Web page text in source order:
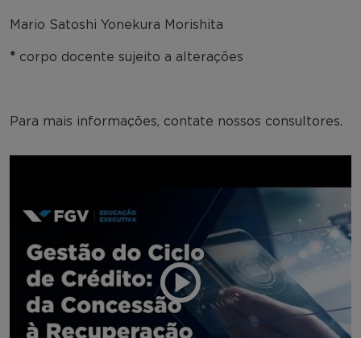
Mario Satoshi Yonekura Morishita
* corpo docente sujeito a alterações
Para mais informações, contate nossos consultores.